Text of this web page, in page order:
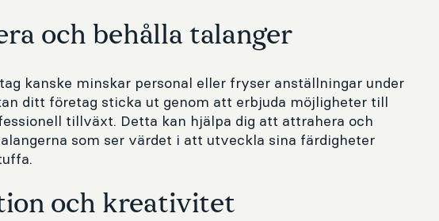
och behålla talanger
kanske minskar personal eller fryser anställningar under
ditt företag sticka ut genom att erbjuda möjligheter till
tillväxt. Detta kan hjälpa dig att attrahera och
som ser värdet i att utveckla sina färdigheter
och kreativitet